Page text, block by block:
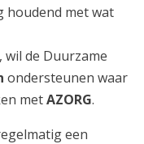
houdend met wat
wil de Duurzame
ondersteunen waar
metAZORG.
een